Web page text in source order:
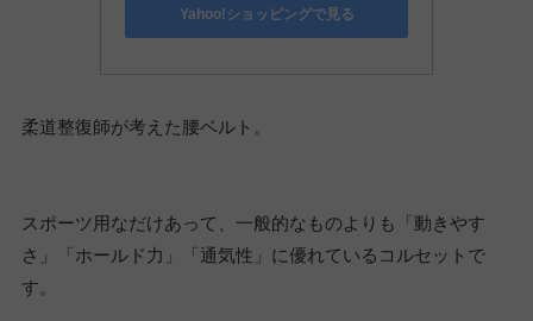
Yahoo!ショッピングで見る
柔道整復師が考えた腰ベルト。
スポーツ用なだけあって、一般的なものよりも「動きやす
さ」「ホールド力」「通気性」に優れているコルセットで
す。